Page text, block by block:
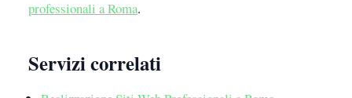
professionali a Roma.
Servizi correlati